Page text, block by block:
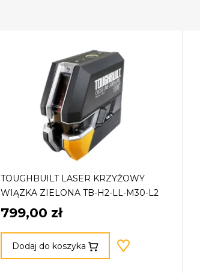
TOUGHBUILT LASER KRZYŻOWY
WIĄZKA ZIELONA TB-H2-LL-M30-L2
799,00 zł
Dodaj do koszyka